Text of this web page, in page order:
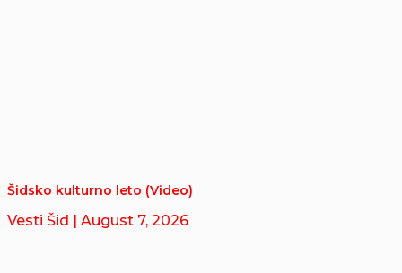
Šidsko kulturno leto (Video)
Vesti Šid | August 7, 2026